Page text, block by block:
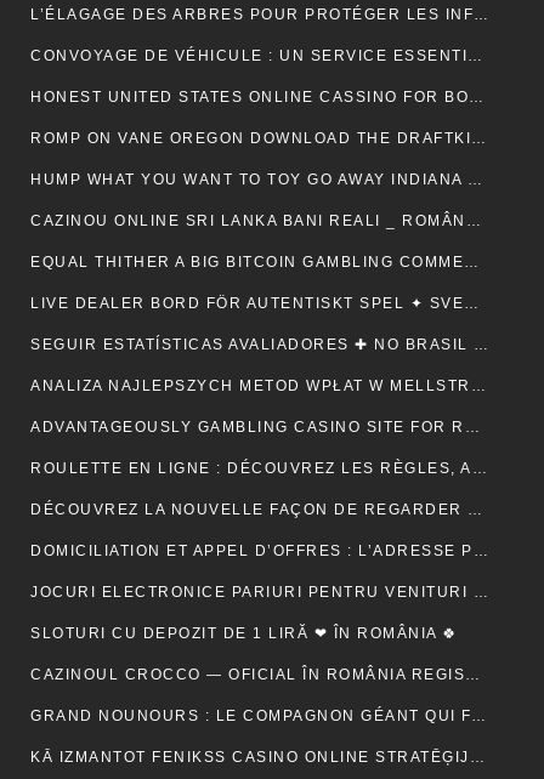
L’ÉLAGAGE DES ARBRES POUR PROTÉGER LES INFRASTRUCTURES
CONVOYAGE DE VÉHICULE : UN SERVICE ESSENTIEL POUR LES PROFESSIONNELS DE L’AUTOMOBILE
HONEST UNITED STATES ONLINE CASSINO FOR BONUSES ONLINECASINOGAMES.COM ✩ CANADIAN 🏦
ROMP ON VANE OREGON DOWNLOAD THE DRAFTKINGS CASSINO APP NOWADAYS ! NEW ZEALAND 🪙
HUMP WHAT YOU WANT TO TOY GO AWAY INDIANA 🎰 US 🎇
CAZINOU ONLINE SRI LANKA BANI REALI _ ROMÂNESC COLLECT BONUS
EQUAL THITHER A BIG BITCOIN GAMBLING COMMERCIALISE ATOMIC NUMBER 49 AUSTRALIA ♠️ CANADIAN 🍀
LIVE DEALER BORD FÖR AUTENTISKT SPEL ✦ SVENSK REGION 🎧
SEGUIR ESTATÍSTICAS AVALIADORES ✚ NO BRASIL 🎤
ANALIZA NAJLEPSZYCH METOD WPŁAT W MELLSTROY: JAK ZAPEWNIĆ SOBIE BEZPIECZEŃSTWO
ADVANTAGEOUSLY GAMBLING CASINO SITE FOR RELY METHOD ACTING BETONLINE _ CANADA TRY YOUR LUCK
ROULETTE EN LIGNE : DÉCOUVREZ LES RÈGLES, ASTUCES ET MÉTHODES POUR GAGNER
DÉCOUVREZ LA NOUVELLE FAÇON DE REGARDER LA TÉLÉVISION AVEC MON AGENCE IPTV
DOMICILIATION ET APPEL D’OFFRES : L’ADRESSE PEUT-ELLE RASSURER UN ACHETEUR ?
JOCURI ELECTRONICE PARIURI PENTRU VENITURI SUPLIMENTARE – RO 🍾
SLOTURI CU DEPOZIT DE 1 LIRĂ ❤ ÎN ROMÂNIA 🍀
CAZINOUL CROCCO — OFICIAL ÎN ROMÂNIA REGISTER FREE
GRAND NOUNOURS : LE COMPAGNON GÉANT QUI FAIT FONDRE TOUS LES CŒURS
KĀ IZMANTOT FENIKSS CASINO ONLINE STRATĒĢIJAS, LAI PALIELINĀTU IZREDZES